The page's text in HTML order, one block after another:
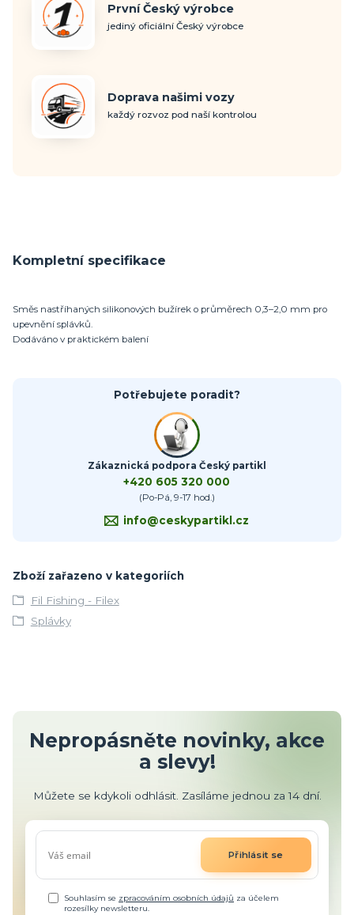
První Český výrobce
jediný oficiální Český výrobce
Doprava našimi vozy
každý rozvoz pod naší kontrolou
Kompletní specifikace
Směs nastříhaných silikonových bužírek o průměrech 0,3–2,0 mm pro
upevnění splávků.
Dodáváno v praktickém balení
Potřebujete poradit?
Zákaznická podpora Český partikl
+420 605 320 000
(Po-Pá, 9-17 hod.)
info@ceskypartikl.cz
Zboží zařazeno v kategoriích
Fil Fishing - Filex
Splávky
Nepropásněte novinky, akce
a slevy!
Můžete se kdykoli odhlásit. Zasíláme jednou za 14 dní.
Přihlásit se
Souhlasím se zpracováním osobních údajů za účelem
rozesílky newsletteru.